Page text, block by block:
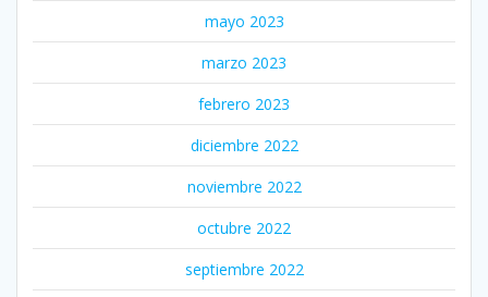
mayo 2023
marzo 2023
febrero 2023
diciembre 2022
noviembre 2022
octubre 2022
septiembre 2022